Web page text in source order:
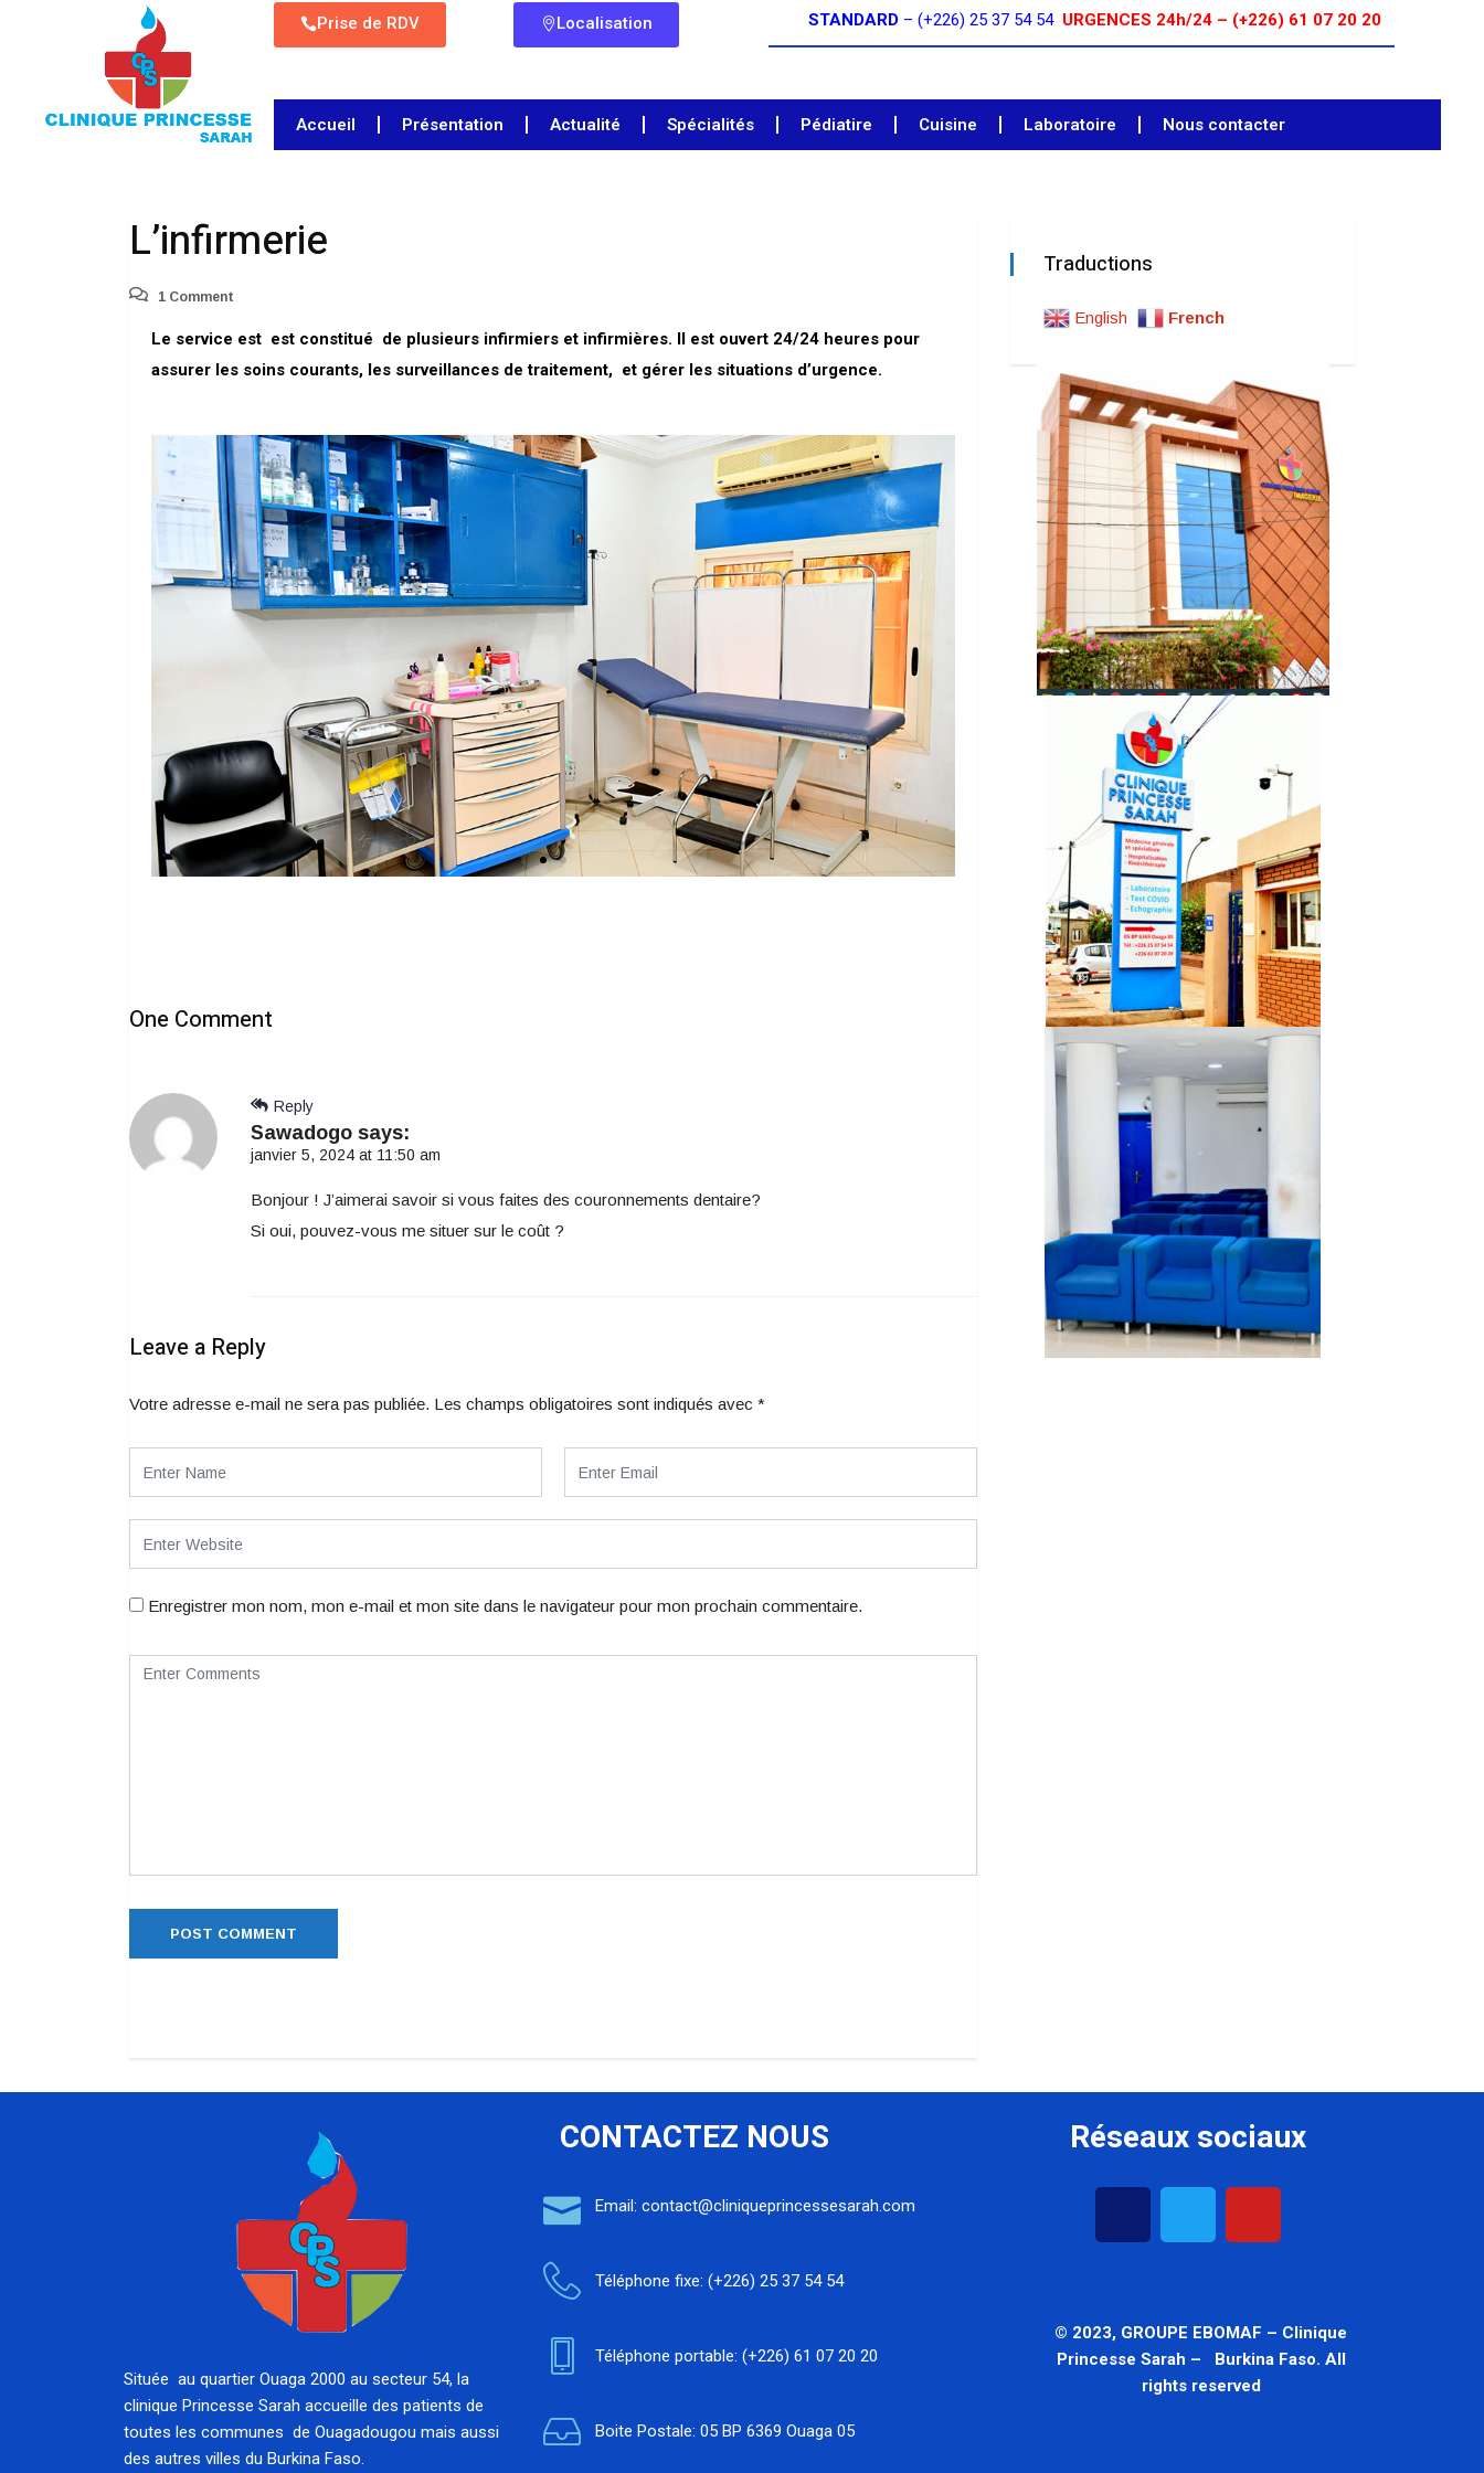
Prise de RDV Localisation STANDARD– (+226) 25 37 54 54 URGENCES 24h/24 – (+226) 61 07 20 20
Accueil Présentation Actualité Spécialités Pédiatire Cuisine Laboratoire Nous contacter
L’infirmerie
1 Comment
Le service est est constitué de plusieurs infirmiers et infirmières. Il est ouvert 24/24 heures pour
assurer les soins courants, les surveillances de traitement, et gérer les situations d’urgence.
One Comment
Reply
Sawadogo says:
janvier 5, 2024 at 11:50 am
Bonjour ! J’aimerai savoir si vous faites des couronnements dentaire?
Si oui, pouvez-vous me situer sur le coût ?
Leave a Reply
Votre adresse e-mail ne sera pas publiée. Les champs obligatoires sont indiqués avec *
Enregistrer mon nom, mon e-mail et mon site dans le navigateur pour mon prochain commentaire.
Traductions
English French
Située au quartier Ouaga 2000 au secteur 54, la
clinique Princesse Sarah accueille des patients de
toutes les communes de Ouagadougou mais aussi
des autres villes du Burkina Faso.
CONTACTEZ NOUS
Email: contact@cliniqueprincessesarah.com
Téléphone fixe: (+226) 25 37 54 54
Téléphone portable: (+226) 61 07 20 20
Boite Postale: 05 BP 6369 Ouaga 05
Réseaux sociaux
© 2023, GROUPE EBOMAF – Clinique
Princesse Sarah – Burkina Faso. All
rights reserved